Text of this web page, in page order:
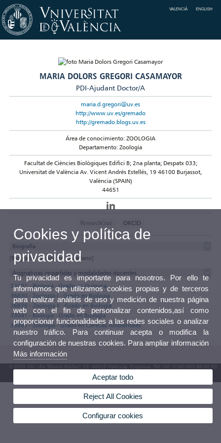
VALENCIÀ ENGLISH
MARIA DOLORS GREGORI CASAMAYOR
PDI-Ajudant Doctor/A
maria.d.gregori@uv.es
http://www.uv.es/gremado
http://gremado.blogs.uv.es
Área de conocimiento: ZOOLOGIA
Departamento: Zoología
Facultat de Ciències Biològiques Edifici B; 2na planta; Despatx 033;
Universitat de València Av. Vicent Andrés Estellés, 19 46100 Burjassot,
València (SPAIN)
44651
Biografía
[Biografía, versión en castellano]
Asignaturas impartidas y modalidades docentes
34191 - Biología - Grado en Química
36830 - Zoología I - Grado en Biología
36836 - Zoología II - Grado en Biología
33041 - Biología - Grado en Biología
33081 - Zoología - Grado en Ciencias Ambientales
© 2026 UV. - Av. Blasco Ibáñez, 13. 46010 València. Espanya. Tel. UV: (+34) 963 86 41 00
Buzón UV
Cookies y política de
privacidad
Tu privacidad es importante para nosotros. Por ello te
informamos que utilizamos cookies propias y de terceros
para realizar análisis de uso y medición de nuestra página
web con el fin de personalizar contenidos,así como
proporcionar funcionalidades a las redes sociales o analizar
nuestro tráfico. Para continuar acepta o modifica la
configuración de nuestras cookies. Para ampliar información
Más información
Aceptar todo
Reject All Cookies
Configurar cookies